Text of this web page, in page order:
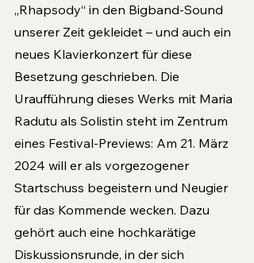
„Rhapsody“ in den Bigband-Sound
unserer Zeit gekleidet – und auch ein
neues Klavierkonzert für diese
Besetzung geschrieben. Die
Uraufführung dieses Werks mit Maria
Radutu als Solistin steht im Zentrum
eines Festival-Previews: Am 21. März
2024 will er als vorgezogener
Startschuss begeistern und Neugier
für das Kommende wecken. Dazu
gehört auch eine hochkarätige
Diskussionsrunde, in der sich